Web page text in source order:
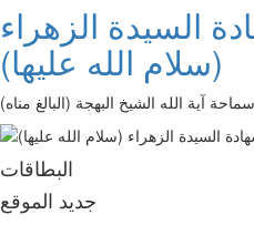
السيدة الزهراء
(سلام الله عليها)
آية الله الشيخ البهجة (البالغ مناه)
البطاقات
جديد الموقع